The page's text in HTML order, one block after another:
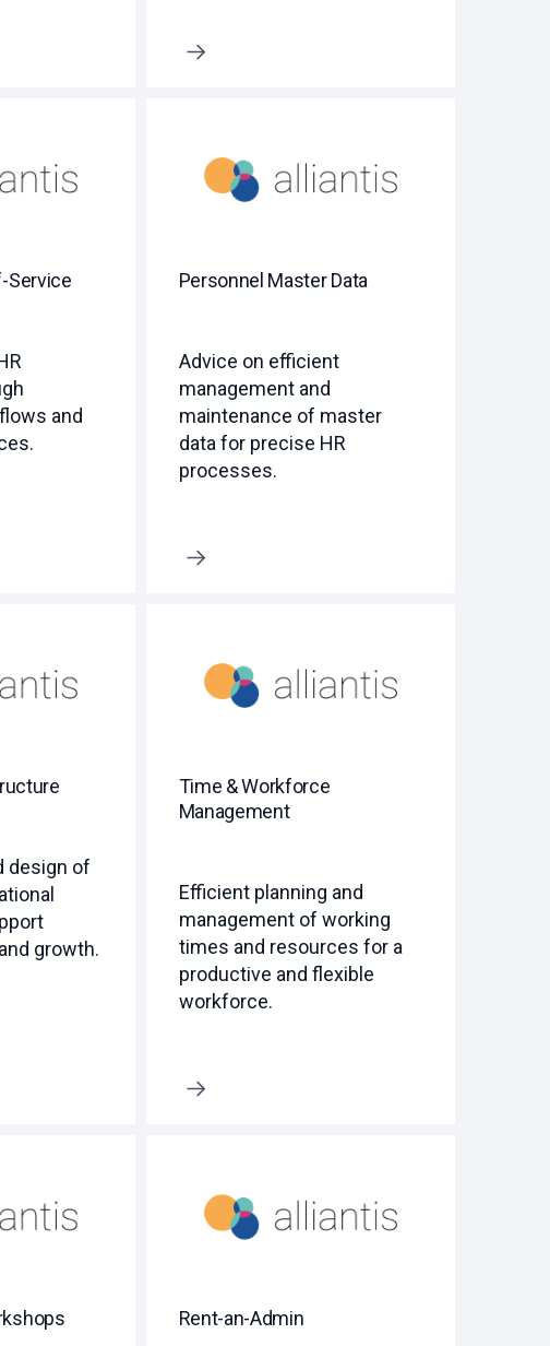
Service
and
Personnel Master Data
Advice on efficient
management and
maintenance of master
data for precise HR
processes.
design of
growth.
Time & Workforce
Management
Efficient planning and
management of working
times and resources for a
productive and flexible
workforce.
Rent-an-Admin